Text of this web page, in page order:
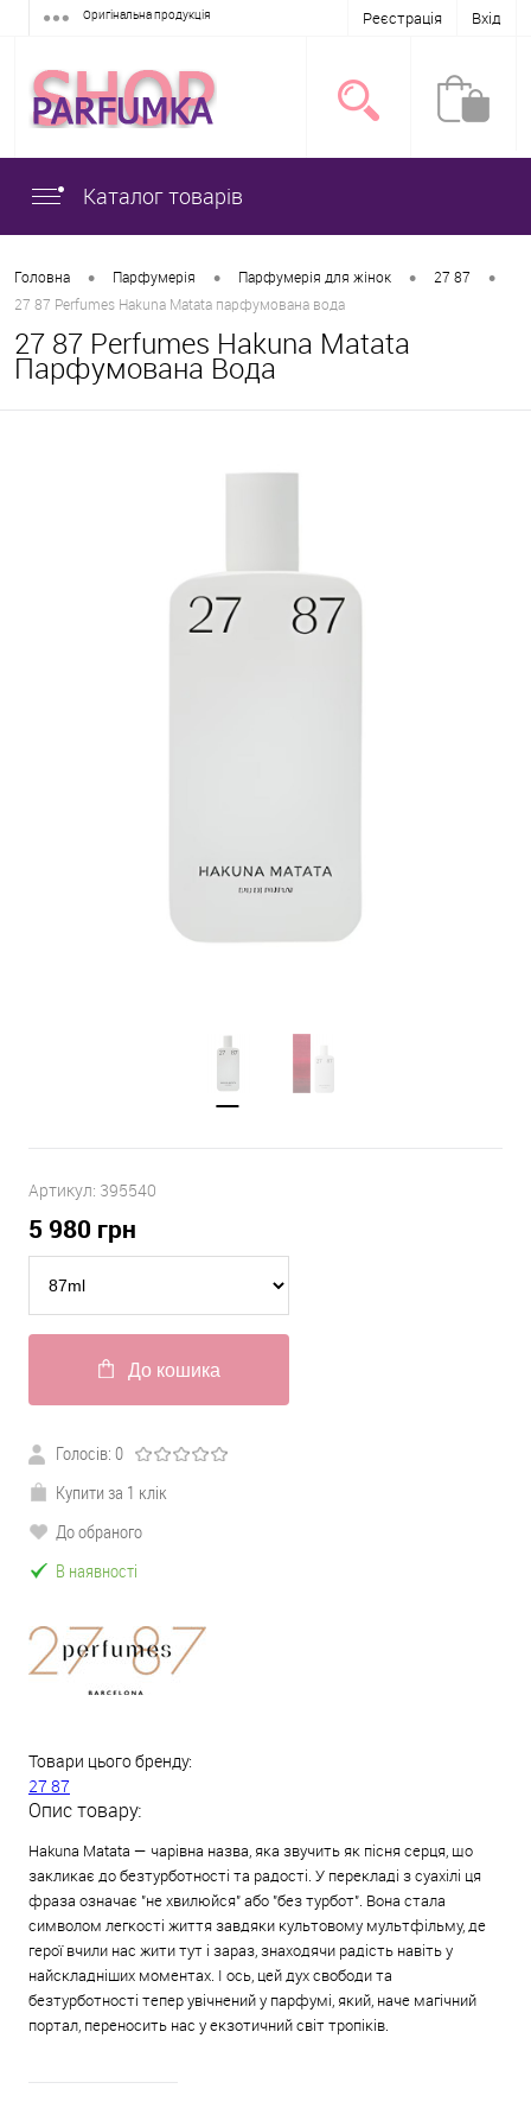
Оригінальна продукція Реєстрація Вхід
Каталог товарів
Головна • Парфумерія • Парфумерія для жінок • 27 87 •
27 87 Perfumes Hakuna Matata парфумована вода
27 87 Perfumes Hakuna Matata
Парфумована Вода
Артикул: 395540
5 980 грн
До кошика
Голосів: 0
Купити за 1 клік
До обраного
В наявності
Товари цього бренду:
27 87
Опис товару:
Hakuna Matata — чарівна назва, яка звучить як пісня серця, що
закликає до безтурботності та радості. У перекладі з суахілі ця
фраза означає "не хвилюйся" або "без турбот". Вона стала
символом легкості життя завдяки культовому мультфільму, де
герої вчили нас жити тут і зараз, знаходячи радість навіть у
найскладніших моментах. І ось, цей дух свободи та
безтурботності тепер увічнений у парфумі, який, наче магічний
портал, переносить нас у екзотичний світ тропіків.